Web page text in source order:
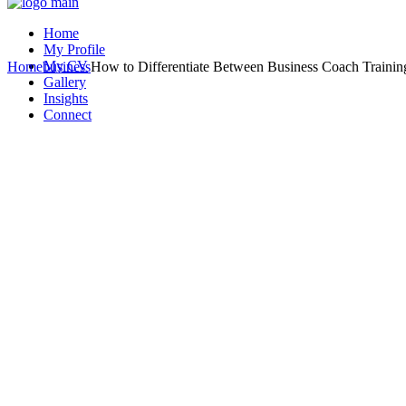
Home
My Profile
My CV
Gallery
Insights
Connect
HomebusinessHow to Differentiate Between Business Coach